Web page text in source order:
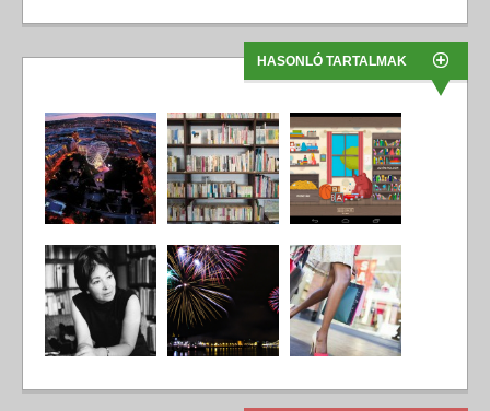
HASONLÓ TARTALMAK